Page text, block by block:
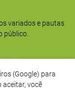
variados e pautas
público.
(Google) para
aceitar, você